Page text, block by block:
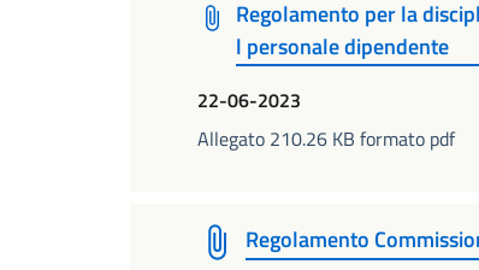
Regolamento per la
l personale dipendente
22-06-2023
Allegato 210.26 KB formato pdf
Regolamento